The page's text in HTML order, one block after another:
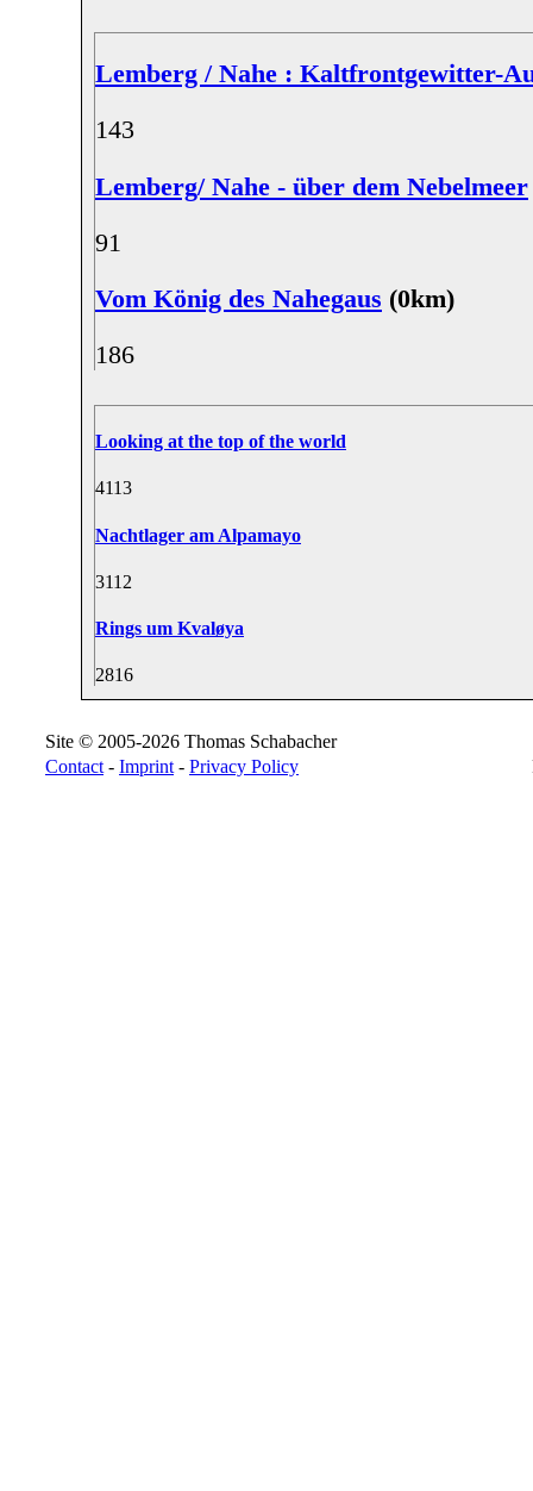
Lemberg / Nahe : Kaltfrontgewitter-
143
Lemberg/ Nahe - über dem Nebelmeer
91
Vom König des Nahegaus (0km)
186
Looking at the top of the world
4113
Nachtlager am Alpamayo
3112
Rings um Kvaløya
2816
Site © 2005-2026 Thomas Schabacher
Contact - Imprint - Privacy Policy